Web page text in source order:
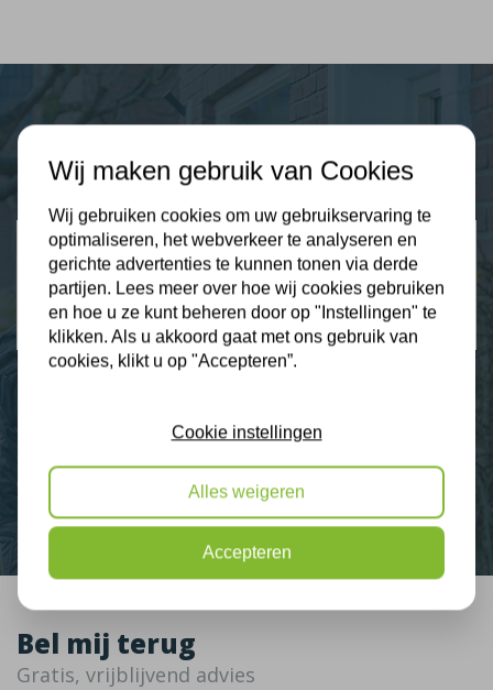
Plus Isolatie
Uw isolatie specialist
9,3
Klantbeoordelingen
2274 klanten beoordelen ons met een 9.3
Bel mij terug
Gratis, vrijblijvend advies
Wij maken gebruik van Cookies
Wij gebruiken cookies om uw gebruikservaring te
optimaliseren, het webverkeer te analyseren en
gerichte advertenties te kunnen tonen via derde
partijen. Lees meer over hoe wij cookies gebruiken
en hoe u ze kunt beheren door op "Instellingen" te
klikken. Als u akkoord gaat met ons gebruik van
cookies, klikt u op "Accepteren”.
Cookie instellingen
Alles weigeren
Accepteren